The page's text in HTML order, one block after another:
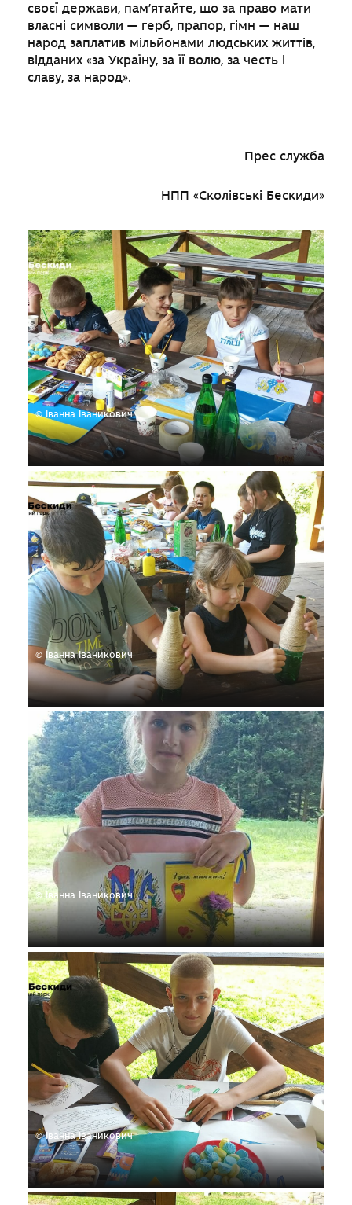
своєї держави, пам’ятайте, що за право мати
власні сим­воли — герб, прапор, гімн — наш
народ заплатив мільйонами людських життів,
відданих «за Укра­їну, за її волю, за честь і
славу, за народ».
Прес служба
НПП «Сколівські Бескиди»
© Іванна Іваникович
© Іванна Іваникович
© Іванна Іваникович
© Іванна Іваникович